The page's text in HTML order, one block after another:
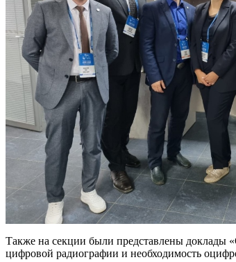
Также на секции были представлены доклады
цифровой радиографии и необходимость